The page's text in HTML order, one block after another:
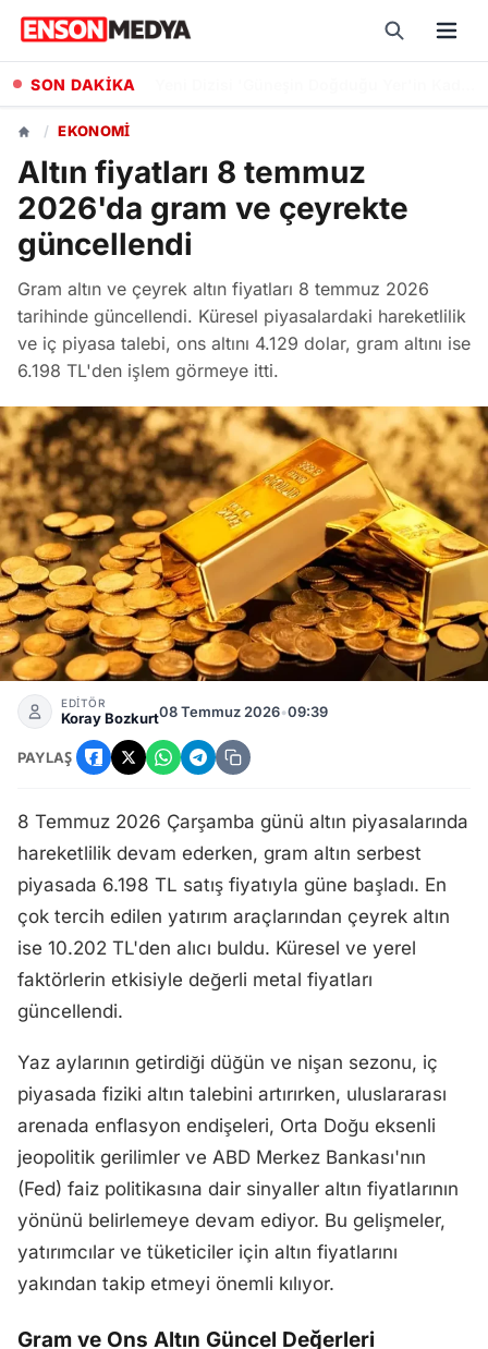
SON DAKİKA
/ EKONOMI
Altın fiyatları 8 temmuz
2026'da gram ve çeyrekte
güncellendi
Gram altın ve çeyrek altın fiyatları 8 temmuz 2026
tarihinde güncellendi. Küresel piyasalardaki hareketlilik
ve iç piyasa talebi, ons altını 4.129 dolar, gram altını ise
6.198 TL'den işlem görmeye itti.
Altın fiyatları 8 temmuz 2026'da gram ve çeyrekte
EDİTÖR
Koray Bozkurt08 Temmuz 2026•09:39
PAYLAŞ
8 Temmuz 2026 Çarşamba günü altın piyasalarında
hareketlilik devam ederken, gram altın serbest
piyasada 6.198 TL satış fiyatıyla güne başladı. En
çok tercih edilen yatırım araçlarından çeyrek altın
ise 10.202 TL'den alıcı buldu. Küresel ve yerel
faktörlerin etkisiyle değerli metal fiyatları
güncellendi.
Yaz aylarının getirdiği düğün ve nişan sezonu, iç
piyasada fiziki altın talebini artırırken, uluslararası
arenada enflasyon endişeleri, Orta Doğu eksenli
jeopolitik gerilimler ve ABD Merkez Bankası'nın
(Fed) faiz politikasına dair sinyaller altın fiyatlarının
yönünü belirlemeye devam ediyor. Bu gelişmeler,
yatırımcılar ve tüketiciler için altın fiyatlarını
yakından takip etmeyi önemli kılıyor.
Gram ve Ons Altın Güncel Değerleri